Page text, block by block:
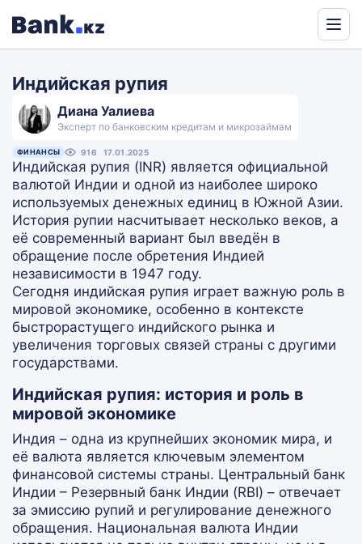
Индийская рупия
Диана Уалиева
Эксперт по банковским кредитам и микрозаймам
ФИНАНСЫ 916 17.01.2025
Индийская рупия (INR) является официальной
валютой Индии и одной из наиболее широко
используемых денежных единиц в Южной Азии.
История рупии насчитывает несколько веков, а
её современный вариант был введён в
обращение после обретения Индией
независимости в 1947 году.
Сегодня индийская рупия играет важную роль в
мировой экономике, особенно в контексте
быстрорастущего индийского рынка и
увеличения торговых связей страны с другими
государствами.
Индийская рупия: история и роль в
мировой экономике
Индия – одна из крупнейших экономик мира, и
её валюта является ключевым элементом
финансовой системы страны. Центральный банк
Индии – Резервный банк Индии (RBI) – отвечает
за эмиссию рупий и регулирование денежного
обращения. Национальная валюта Индии